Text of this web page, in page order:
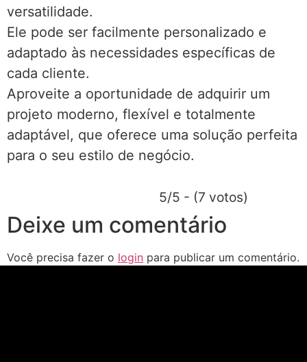
versatilidade.
Ele pode ser facilmente personalizado e
adaptado às necessidades específicas de
cada cliente.
Aproveite a oportunidade de adquirir um
projeto moderno, flexível e totalmente
adaptável, que oferece uma solução perfeita
para o seu estilo de negócio.
5/5 - (7 votos)
Deixe um comentário
Você precisa fazer o login para publicar um comentário.